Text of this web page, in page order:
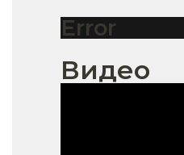
Error
Видео